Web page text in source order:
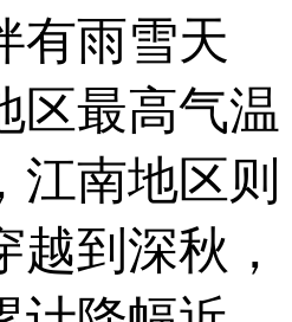
有雨雪天
区最高气温
江南地区则
到深秋，